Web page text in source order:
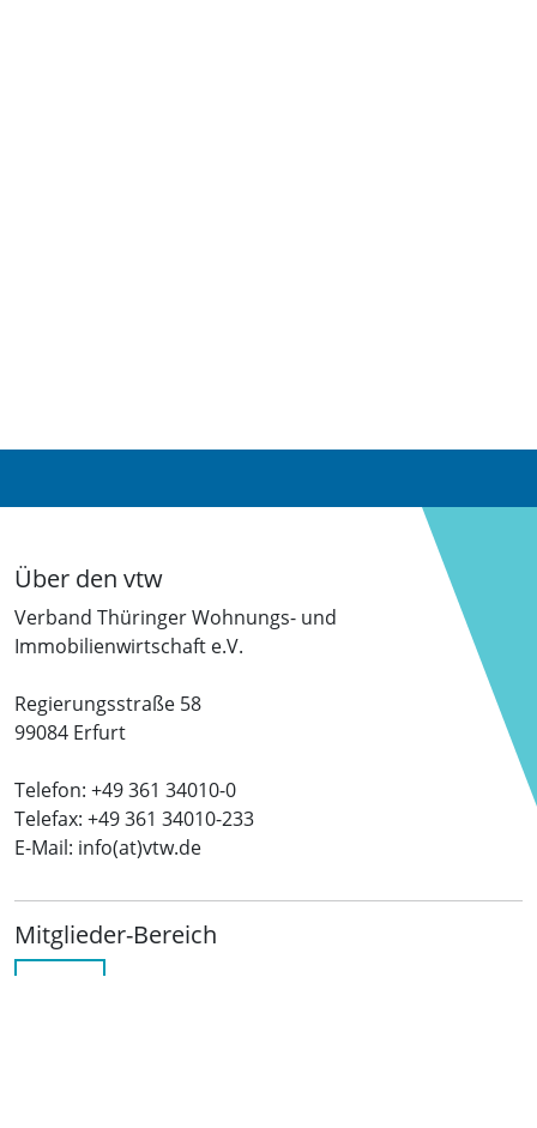
Über den vtw
Verband Thüringer Wohnungs- und
Immobilienwirtschaft e.V.
Regierungsstraße 58
99084 Erfurt
Telefon: +49 361 34010-0
Telefax: +49 361 34010-233
E-Mail: info(at)vtw.de
Mitglieder-Bereich